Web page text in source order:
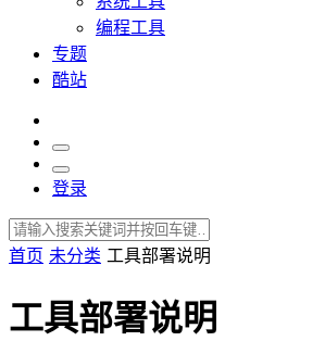
编程工具
专题
酷站
登录
首页 未分类 工具部署说明
工具部署说明